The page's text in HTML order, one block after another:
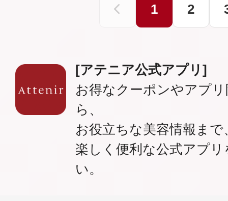
1 2
[アテニア公式アプリ]
お得なクーポンやアプ
ら、
お役立ちな美容情報まで
楽しく便利な公式アプ
い。